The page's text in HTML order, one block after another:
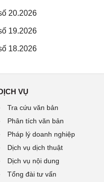
20.2026
19.2026
18.2026
VỤ
Tra cứu văn bản
Phân tích văn bản
Pháp lý doanh nghiệp
Dịch vụ dịch thuật
Dịch vụ nội dung
Tổng đài tư vấn